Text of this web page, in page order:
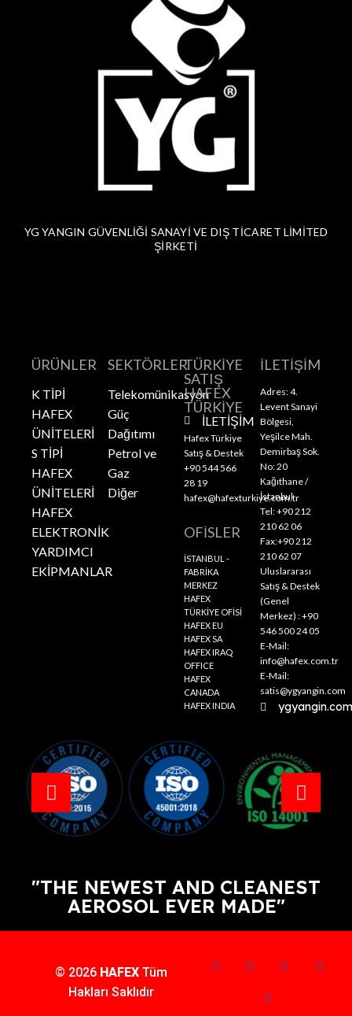
YG YANGIN GÜVENLİĞİ SANAYİ VE DIŞ TİCARET LİMİTED
ŞİRKETİ
ÜRÜNLER
K TİPİ
HAFEX
ÜNİTELERİ
S TİPİ
HAFEX
ÜNİTELERİ
HAFEX
ELEKTRONİK
YARDIMCI
EKİPMANLAR
SEKTÖRLER
Telekomünikasyon
Güç
Dağıtımı
Petrol ve
Gaz
Diğer
TÜRKİYE
SATIŞ
HAFEX
TÜRKİYE
İLETİŞİM
Hafex Türkiye
Satış & Destek
+90 544 566
28 19
hafex@hafexturkiye.com.tr
OFİSLER
İSTANBUL -
FABRİKA
MERKEZ
HAFEX
TÜRKİYE OFİSİ
HAFEX EU
HAFEX SA
HAFEX IRAQ
OFFICE
HAFEX
CANADA
HAFEX INDIA
İLETİŞİM
Adres: 4.
Levent Sanayi
Bölgesi,
Yeşilce Mah.
Demirbaş Sok.
No: 20
Kağıthane /
İstanbul
Tel: +90 212
210 62 06
Fax:+90 212
210 62 07
Uluslararası
Satış & Destek
(Genel
Merkez) : +90
546 500 24 05
E-Mail:
info@hafex.com.tr
E-Mail:
satis@ygyangin.com
ygyangin.com
"THE NEWEST AND CLEANEST
AEROSOL EVER MADE"
© 2026 HAFEXTüm
Hakları Saklıdır